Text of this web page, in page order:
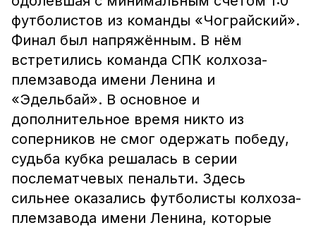
футболистов из команды «Чограйский».
Финал был напряжённым. В нём
встретились команда СПК колхоза-
племзавода имени Ленина и
«Эдельбай». В основное и
дополнительное время никто из
соперников не смог одержать победу,
судьба кубка решалась в серии
послематчевых пенальти. Здесь
сильнее оказались футболисты колхоза-
племзавода имени Ленина, которые